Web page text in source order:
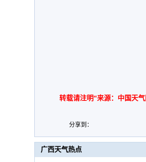
转载请注明“来源：中国天气
分享到：
广西天气热点